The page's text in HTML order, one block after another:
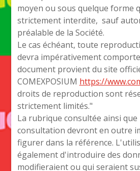
moyen ou sous quelque forme
strictement interdite, sauf
préalable de la Société.
Le cas échéant, toute
devra impérativement
document provient du site
COMEXPOSIUM https://
droits de reproduction sont
strictement limités."
La rubrique consultée ainsi que
consultation devront en outre
figurer dans la référence.
également d'introduire des
modifieraient ou qui seraient